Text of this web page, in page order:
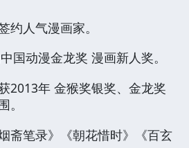
约人气漫画家。
国动漫金龙奖 漫画新人奖。
2013年 金猴奖银奖、金龙奖
。
斋笔录》《朝花惜时》《百玄